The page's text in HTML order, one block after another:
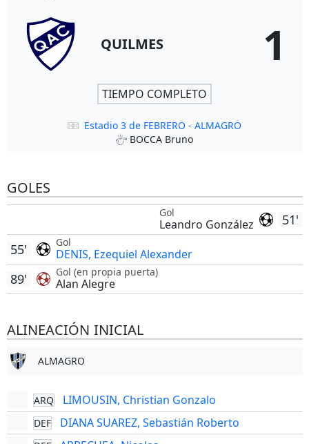
QUILMES 1
TIEMPO COMPLETO
Estadio 3 de FEBRERO - ALMAGRO
BOCCA Bruno
GOLES
51'
Gol
Leandro González
Gol
DENIS, Ezequiel Alexander
55'
Gol (en propia puerta)
Alan Alegre
89'
ALINEACIÓN INICIAL
ALMAGRO
ARQ LIMOUSIN, Christian Gonzalo
DEF DIANA SUAREZ, Sebastián Roberto